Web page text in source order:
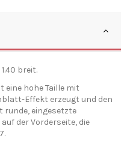
breit.
eine hohe Taille mit
Effekt erzeugt und den
runde, eingesetzte
der Vorderseite, die